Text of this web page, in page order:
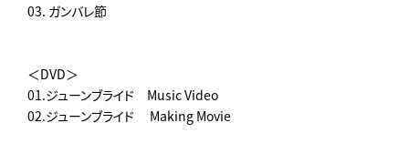
03. ガンバレ節
＜DVD＞
01.ジューンブライド Music Video
02.ジューンブライド Making Movie